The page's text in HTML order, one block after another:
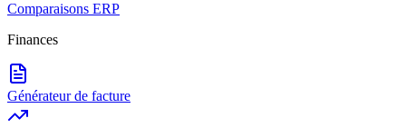
Comparaisons ERP
Finances
Générateur de facture